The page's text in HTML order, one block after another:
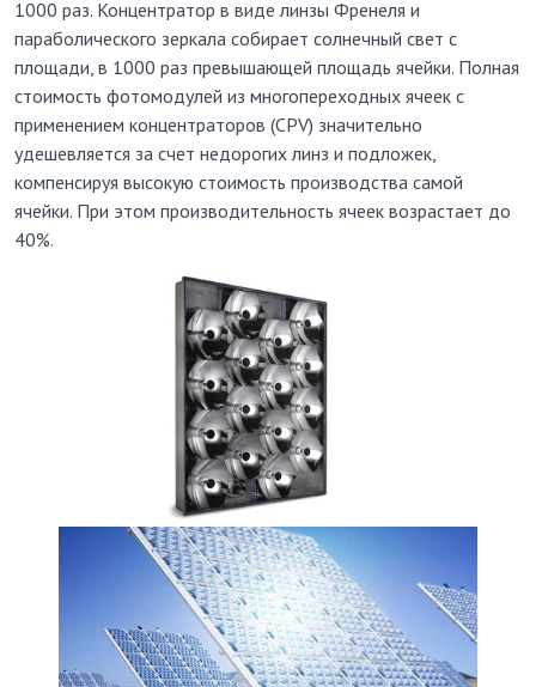
1000 раз. Концентратор в виде линзы Френеля и
параболического зеркала собирает солнечный свет с
площади, в 1000 раз превышающей площадь ячейки. Полная
стоимость фотомодулей из многопереходных ячеек с
применением концентраторов (СРV) значительно
удешевляется за счет недорогих линз и подложек,
компенсируя высокую стоимость производства самой
ячейки. При этом производительность ячеек возрастает до
40%.